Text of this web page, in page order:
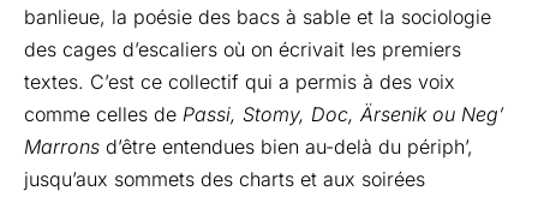
banlieue, la poésie des bacs à sable et la sociologie
des cages d’escaliers où on écrivait les premiers
textes. C’est ce collectif qui a permis à des voix
comme celles de Passi, Stomy, Doc, Ärsenik ou Neg’
Marrons d’être entendues bien au-delà du périph’,
jusqu’aux sommets des charts et aux soirées